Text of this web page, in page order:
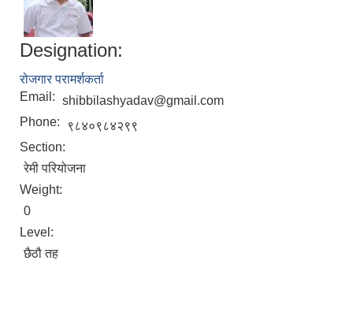
Designation:
रोजगार परामर्शकर्ता
Email: shibbilashyadav@gmail.com
Phone:
९८४०९८४२९९
Section:
रेमी परियोजना
Weight:
0
Level:
छैठौ तह